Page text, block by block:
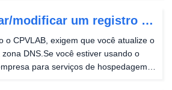
modificar um registro A
populares
o CPVLAB, exigem que você atualize o
DNS.Se você estiver usando o
para serviços de hospedagem